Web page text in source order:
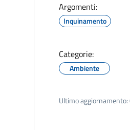
Argomenti:
Inquinamento
Categorie:
Ambiente
Ultimo aggiornamento: